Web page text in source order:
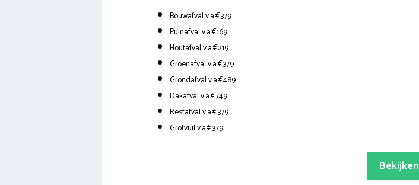
Bouwafval v.a.€379
Puinafval v.a.€169
Houtafval v.a.€219
Groenafval v.a.€379
Grondafval v.a.€489
Dakafval v.a.€749
Restafval v.a.€379
Grofvuil v.a.€379
Bekijken